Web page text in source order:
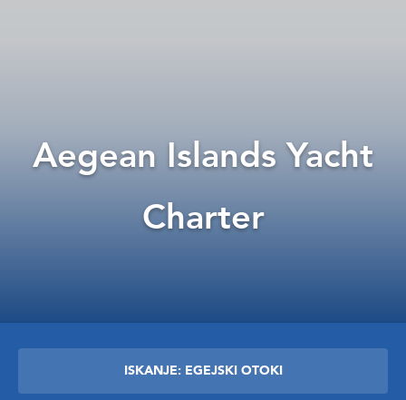
Aegean Islands Yacht
Charter
ISKANJE: EGEJSKI OTOKI